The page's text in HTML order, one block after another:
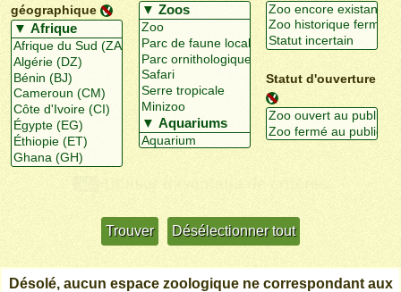
géographique
Statut d'ouverture
Désolé, aucun espace zoologique ne correspondant aux